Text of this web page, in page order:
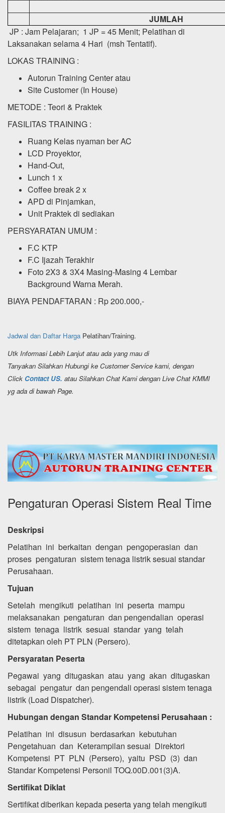
JUMLAH
JP : Jam Pelajaran; 1 JP = 45 Menit; Pelatihan di
Laksanakan selama 4 Hari (msh Tentatif).
LOKAS TRAINING :
Autorun Training Center atau
Site Customer (In House)
METODE : Teori & Praktek
FASILITAS TRAINING :
Ruang Kelas nyaman ber AC
LCD Proyektor,
Hand-Out,
Lunch 1 x
Coffee break 2 x
APD di Pinjamkan,
Unit Praktek di sediakan
PERSYARATAN UMUM :
F.C KTP
F.C Ijazah Terakhir
Foto 2X3 & 3X4 Masing-Masing 4 Lembar
Background Warna Merah.
BIAYA PENDAFTARAN : Rp 200.000,-
Jadwal dan Daftar Harga Pelatihan/Training.
Utk Informasi Lebih Lanjut atau ada yang mau di
Tanyakan Silahkan Hubungi ke Customer Service kami, dengan
Click Contact US. atau Silahkan Chat Kami dengan Live Chat KMMI
yg ada di bawah Page.
Pengaturan Operasi Sistem Real Time
Deskripsi
Pelatihan ini berkaitan dengan pengoperasian dan
proses pengaturan sistem tenaga listrik sesuai standar
Perusahaan.
Tujuan
Setelah mengikuti pelatihan ini peserta mampu
melaksanakan pengaturan dan pengendalian operasi
sistem tenaga listrik sesuai standar yang telah
ditetapkan oleh PT PLN (Persero).
Persyaratan Peserta
Pegawai yang ditugaskan atau yang akan ditugaskan
sebagai pengatur dan pengendali operasi sistem tenaga
listrik (Load Dispatcher).
Hubungan dengan Standar Kompetensi Perusahaan :
Pelatihan ini disusun berdasarkan kebutuhan
Pengetahuan dan Keterampilan sesuai Direktori
Kompetensi PT PLN (Persero), yaitu PSD (3) dan
Standar Kompetensi Personil TOQ.00D.001(3)A.
Sertifikat Diklat
Sertifikat diberikan kepada peserta yang telah mengikuti